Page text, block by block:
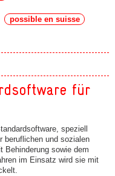
possible en suisse
für
speziell
beruflichen und sozialen
Behinderung sowie dem
im Einsatz wird sie mit